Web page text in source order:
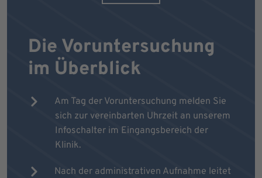
Die Voruntersuchung
im Überblick
Am Tag der Voruntersuchung melden Sie
sich zur vereinbarten Uhrzeit an unserem
Infoschalter im Eingangsbereich der
Klinik.
Nach der administrativen Aufnahme leitet